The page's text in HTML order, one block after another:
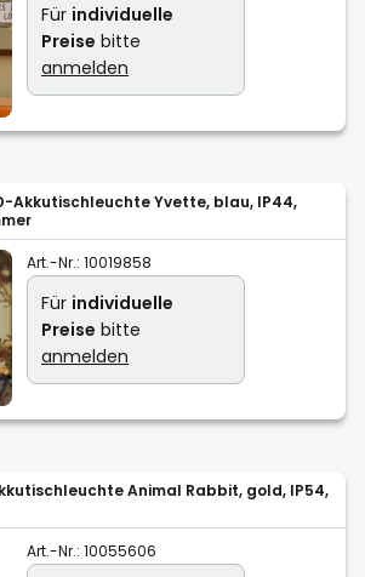
Für individuelle
Preise bitte
anmelden
Akkutischleuchte Yvette, blau, IP44,
Art.-Nr.: 10019858
Für individuelle
Preise bitte
anmelden
Animal Rabbit, gold, IP54,
Art.-Nr.: 10055606